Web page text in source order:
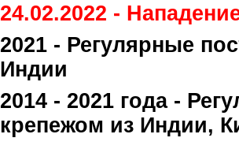
24.02.2022 -
2021 - Регулярные
Индии
2014 - 2021 года -
крепежом из Индии,